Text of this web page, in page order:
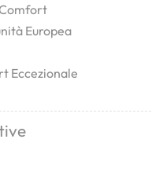
Europea
Eccezionale